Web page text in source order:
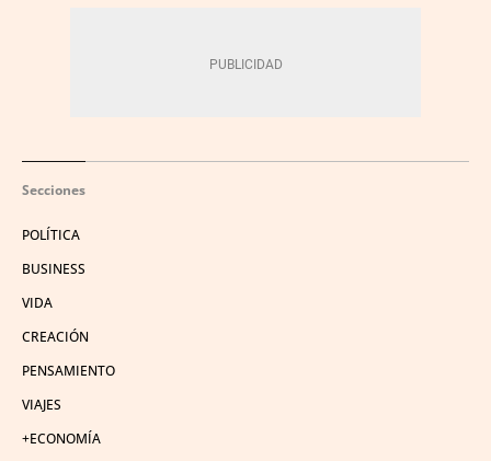
Secciones
POLÍTICA
BUSINESS
VIDA
CREACIÓN
PENSAMIENTO
VIAJES
+ECONOMÍA